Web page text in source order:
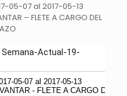
05-07 al 2017-05-13
– FLETE A CARGO DEL